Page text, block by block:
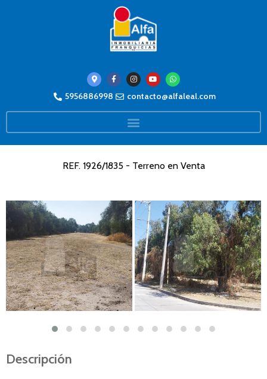
5956886998 contacto@alfaleal.com
REF. 1926/1835 - Terreno en Venta
Descripción